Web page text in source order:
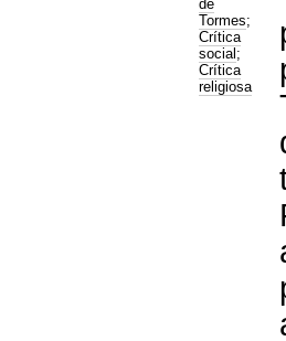
de
Tormes;
Crítica
social ;
Crítica
religiosa